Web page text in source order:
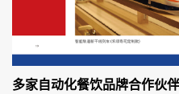
多家自动化餐饮品牌合作伙伴